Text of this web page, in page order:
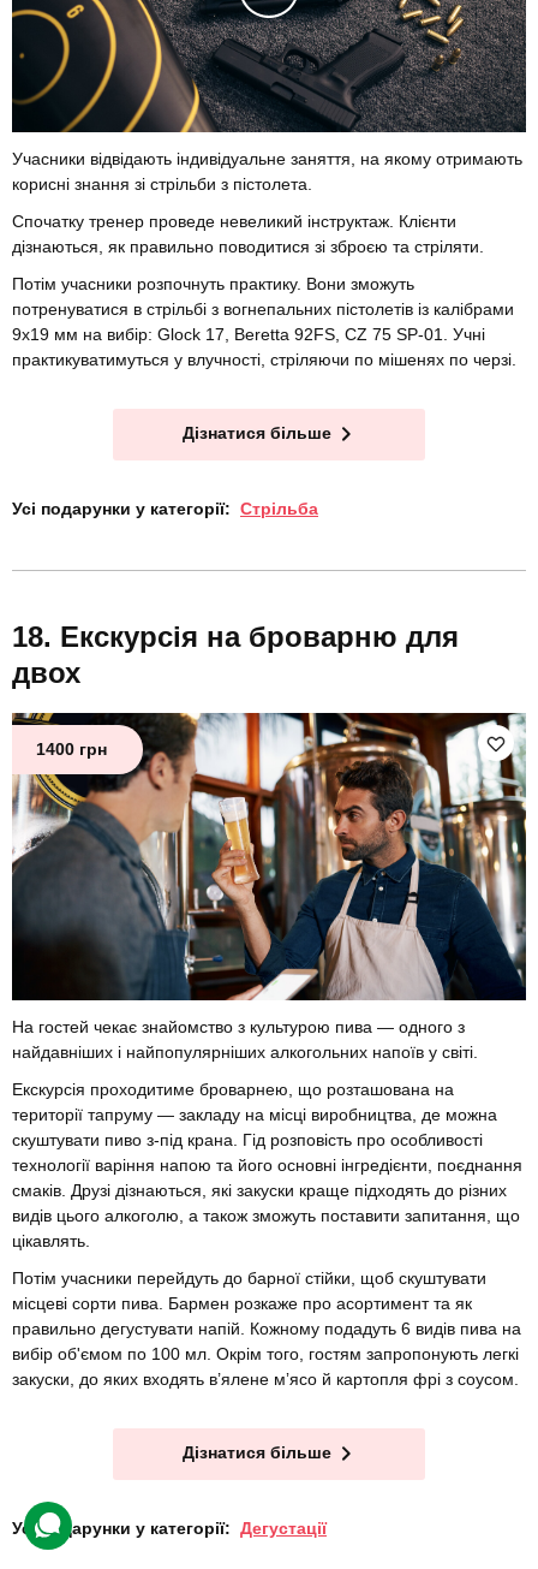
Учасники відвідають індивідуальне заняття, на якому отримають
корисні знання зі стрільби з пістолета.
Спочатку тренер проведе невеликий інструктаж. Клієнти
дізнаються, як правильно поводитися зі зброєю та стріляти.
Потім учасники розпочнуть практику. Вони зможуть
потренуватися в стрільбі з вогнепальних пістолетів із калібрами
9х19 мм на вибір: Glock 17, Beretta 92FS, CZ 75 SP-01. Учні
практикуватимуться у влучності, стріляючи по мішенях по черзі.
Дізнатися більше
Усі подарунки у категорії: Стрільба
Екскурсія на броварню для
двох
1400 грн
На гостей чекає знайомство з культурою пива — одного з
найдавніших і найпопулярніших алкогольних напоїв у світі.
Екскурсія проходитиме броварнею, що розташована на
території тапруму — закладу на місці виробництва, де можна
скуштувати пиво з-під крана. Гід розповість про особливості
технології варіння напою та його основні інгредієнти, поєднання
смаків. Друзі дізнаються, які закуски краще підходять до різних
видів цього алкоголю, а також зможуть поставити запитання, що
цікавлять.
Потім учасники перейдуть до барної стійки, щоб скуштувати
місцеві сорти пива. Бармен розкаже про асортимент та як
правильно дегустувати напій. Кожному подадуть 6 видів пива на
вибір об'ємом по 100 мл. Окрім того, гостям запропонують легкі
закуски, до яких входять в’ялене мʼясо й картопля фрі з соусом.
Дізнатися більше
Усі подарунки у категорії: Дегустації